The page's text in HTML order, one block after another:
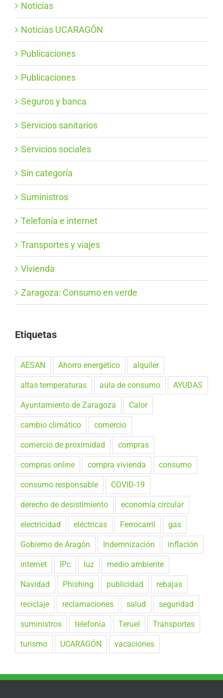
Noticias
Noticias UCARAGÓN
Publicaciones
Publicaciones
Seguros y banca
Servicios sanitarios
Servicios sociales
Sin categoría
Suministros
Telefonía e internet
Transportes y viajes
Vivienda
Zaragoza: Consumo en verde
Etiquetas
AESAN Ahorro energético alquiler
altas temperaturas aula de consumo AYUDAS
Ayuntamiento de Zaragoza Calor
cambio climático comercio
comercio de proximidad compras
compras online compra vivienda consumo
consumo responsable COVID-19
derecho de desistimiento economía circular
electricidad eléctricas Ferrocarril gas
Gobierno de Aragón Indemnización inflación
internet IPc luz medio ambiente
Navidad Phishing publicidad rebajas
reciclaje reclamaciones salud seguridad
suministros telefonía Teruel Transportes
turismo UCARAGÓN vacaciones